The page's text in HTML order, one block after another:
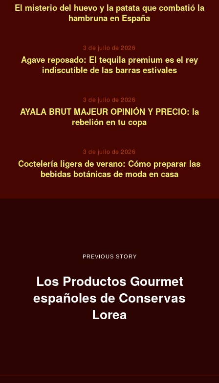
El misterio del huevo y la patata que combatió la
hambruna en España
3 de julio de 2026
Agave reposado: El tequila premium es el rey
indiscutible de las barras estivales
3 de julio de 2026
AYALA BRUT MAJEUR OPINIÓN Y PRECIO: la
rebelión en tu copa
3 de julio de 2026
Coctelería ligera de verano: Cómo preparar las
bebidas botánicas de moda en casa
PREVIOUS STORY
Los Productos Gourmet
españoles de Conservas
Lorea